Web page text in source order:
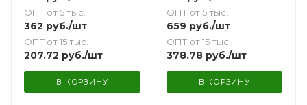
ОПТ от 5 тыс.
362 руб./шт
ОПТ от 15 тыс.
207.72 руб./шт
В КОРЗИНУ
ОПТ от 5 тыс.
659 руб./шт
ОПТ от 15 тыс.
378.78руб./шт
В КОРЗИНУ